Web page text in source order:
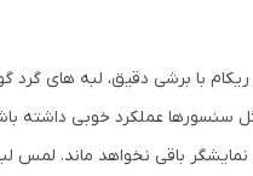
با برشی دقیق، لبه های گرد
عملکرد خوبی داشته
نمایشگر باقی نخواهد ماند.